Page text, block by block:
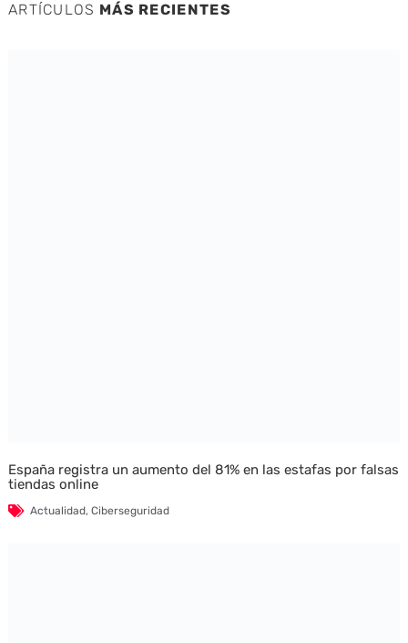
ARTÍCULOS MÁS RECIENTES
España registra un aumento del 81% en las estafas por falsas
tiendas online
Actualidad, Ciberseguridad